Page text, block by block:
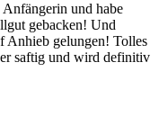
und habe
gebacken! Und
Anhieb gelungen! Tolles
saftig und wird definitiv